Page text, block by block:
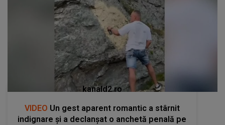
kanald2.ro
VIDEO Un gest aparent romantic a stârnit
indignare și a declanșat o anchetă penală pe